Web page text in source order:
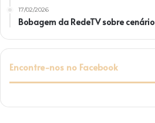
17/02/2026
Bobagem da RedeTV sobre cenário
Encontre-nos no Facebook